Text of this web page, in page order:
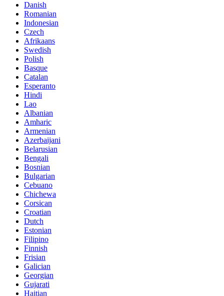
Danish
Romanian
Indonesian
Czech
Afrikaans
Swedish
Polish
Basque
Catalan
Esperanto
Hindi
Lao
Albanian
Amharic
Armenian
Azerbaijani
Belarusian
Bengali
Bosnian
Bulgarian
Cebuano
Chichewa
Corsican
Croatian
Dutch
Estonian
Filipino
Finnish
Frisian
Galician
Georgian
Gujarati
Haitian